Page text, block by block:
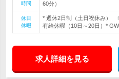
時間
60分）
休日
休暇
* 週休2日制（土日祝休み）
有給休暇（10日～20日）*
求人詳細を見る